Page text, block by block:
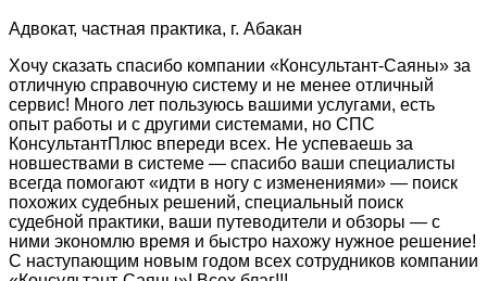
Адвокат, частная практика, г. Абакан
Хочу сказать спасибо компании «Консультант-Саяны» за
отличную справочную систему и не менее отличный
сервис! Много лет пользуюсь вашими услугами, есть
опыт работы и с другими системами, но СПС
КонсультантПлюс впереди всех. Не успеваешь за
новшествами в системе — спасибо ваши специалисты
всегда помогают «идти в ногу с изменениями» — поиск
похожих судебных решений, специальный поиск
судебной практики, ваши путеводители и обзоры — с
ними экономлю время и быстро нахожу нужное решение!
С наступающим новым годом всех сотрудников компании